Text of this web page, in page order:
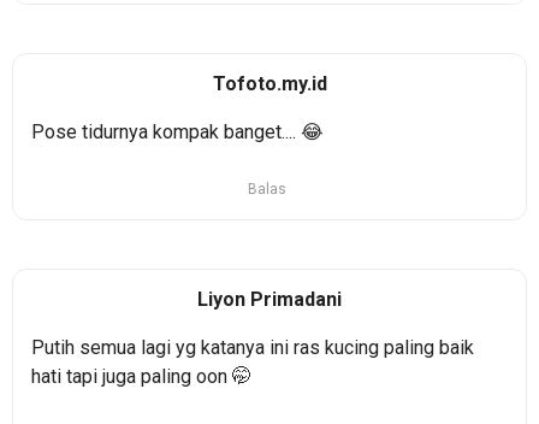
Tofoto.my.id
Pose tidurnya kompak banget.... 😂
Balas
Liyon Primadani
Putih semua lagi yg katanya ini ras kucing paling baik
hati tapi juga paling oon 🤭